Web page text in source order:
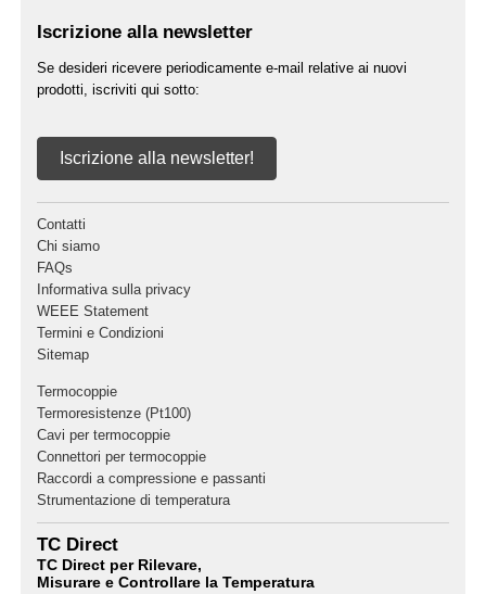
Iscrizione alla newsletter
Se desideri ricevere periodicamente e-mail relative ai nuovi
prodotti, iscriviti qui sotto:
Iscrizione alla newsletter!
Contatti
Chi siamo
FAQs
Informativa sulla privacy
WEEE Statement
Termini e Condizioni
Sitemap
Termocoppie
Termoresistenze (Pt100)
Cavi per termocoppie
Connettori per termocoppie
Raccordi a compressione e passanti
Strumentazione di temperatura
TC Direct
TC Direct per Rilevare,
Misurare e Controllare la Temperatura